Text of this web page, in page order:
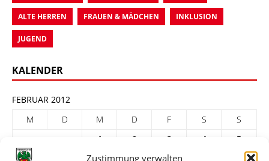
Zustimmung verwalten
ALTE HERREN FRAUEN & MÄDCHEN INKLUSION
JUGEND
KALENDER
FEBRUAR 2012
M
D M D F S
S
1
2 3 4
5